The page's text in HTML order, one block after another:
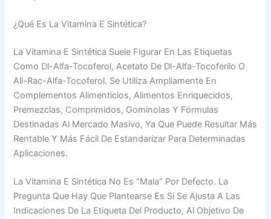
¿Qué Es La Vitamina E Sintética?
La Vitamina E Sintética Suele Figurar En Las Etiquetas
Como Dl-Alfa-Tocoferol, Acetato De Dl-Alfa-Tocoferilo O
All-Rac-Alfa-Tocoferol. Se Utiliza Ampliamente En
Complementos Alimenticios, Alimentos Enriquecidos,
Premezclas, Comprimidos, Gominolas Y Fórmulas
Destinadas Al Mercado Masivo, Ya Que Puede Resultar Más
Rentable Y Más Fácil De Estandarizar Para Determinadas
Aplicaciones.
La Vitamina E Sintética No Es “mala” Por Defecto. La
Pregunta Que Hay Que Plantearse Es Si Se Ajusta A Las
Indicaciones De La Etiqueta Del Producto, Al Objetivo De